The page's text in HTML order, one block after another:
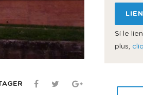
LIEN
Si le
plus,